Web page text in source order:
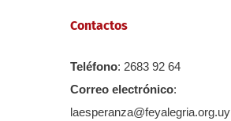
Contactos
Teléfono: 2683 92 64
Correo electrónico:
laesperanza@feyalegria.org.uy